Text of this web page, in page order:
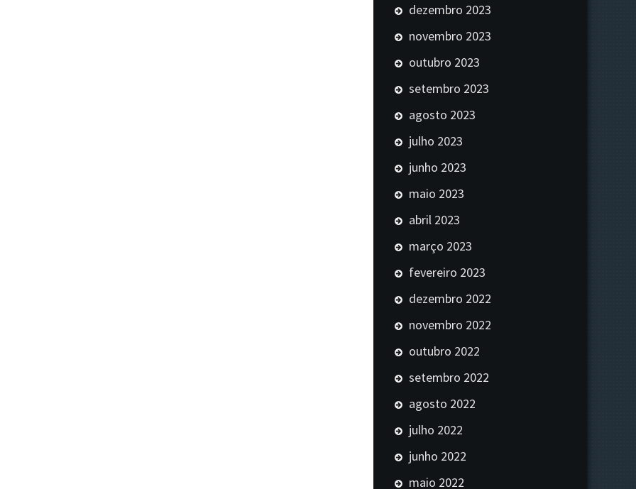
dezembro 2023
novembro 2023
outubro 2023
setembro 2023
agosto 2023
julho 2023
junho 2023
maio 2023
abril 2023
março 2023
fevereiro 2023
dezembro 2022
novembro 2022
outubro 2022
setembro 2022
agosto 2022
julho 2022
junho 2022
maio 2022